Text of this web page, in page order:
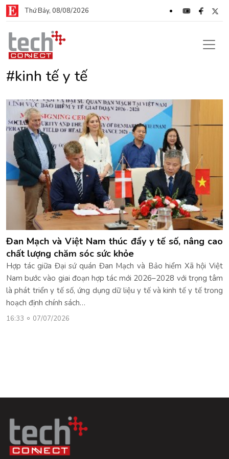
Thứ Bảy, 08/08/2026
#kinh tế y tế
Đan Mạch và Việt Nam thúc đẩy y tế số, nâng cao
chất lượng chăm sóc sức khỏe
Hợp tác giữa Đại sứ quán Đan Mạch và Bảo hiểm Xã hội Việt
Nam bước vào giai đoạn hợp tác mới 2026–2028 với trọng tâm
là phát triển y tế số, ứng dụng dữ liệu y tế và kinh tế y tế trong
hoạch định chính sách…
16:33 07/07/2026